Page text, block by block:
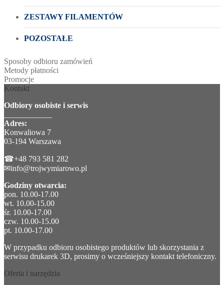
ZESTAWY FILAMENTÓW
POZOSTAŁE
Sposoby odbioru zamówień
Metody płatności
Promocje
Kontakt
Odbiory osobiste i serwis
Adres:
Konwaliowa 7
03-194 Warszawa
☎+48 793 581 282
✉info@trojwymiarowo.pl
Godziny otwarcia:
pon. 10.00-17.00
wt. 10.00-15.00
śr. 10.00-17.00
czw. 10.00-15.00
pt. 10.00-17.00
W przypadku odbioru osobistego produktów lub skorzystania z
serwisu drukarek 3D, prosimy o wcześniejszy kontakt telefoniczny.
Oferta i narzędzia